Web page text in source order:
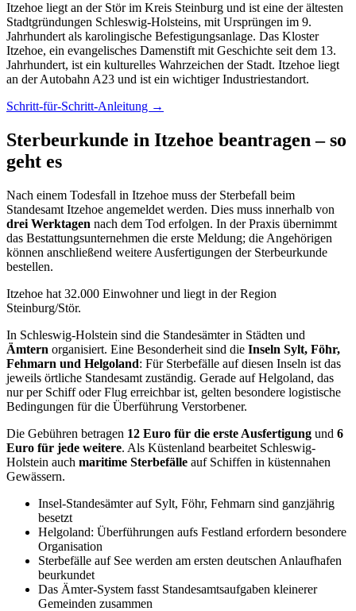
Itzehoe liegt an der Stör im Kreis Steinburg und ist eine der ältesten
Stadtgründungen Schleswig-Holsteins, mit Ursprüngen im 9.
Jahrhundert als karolingische Befestigungsanlage. Das Kloster
Itzehoe, ein evangelisches Damenstift mit Geschichte seit dem 13.
Jahrhundert, ist ein kulturelles Wahrzeichen der Stadt. Itzehoe liegt
an der Autobahn A23 und ist ein wichtiger Industriestandort.
Schritt-für-Schritt-Anleitung →
Sterbeurkunde in Itzehoe beantragen – so
geht es
Nach einem Todesfall in Itzehoe muss der Sterbefall beim
Standesamt Itzehoe angemeldet werden. Dies muss innerhalb von
drei Werktagen nach dem Tod erfolgen. In der Praxis übernimmt
das Bestattungsunternehmen die erste Meldung; die Angehörigen
können anschließend weitere Ausfertigungen der Sterbeurkunde
bestellen.
Itzehoe hat 32.000 Einwohner und liegt in der Region
Steinburg/Stör.
In Schleswig-Holstein sind die Standesämter in Städten und
Ämtern organisiert. Eine Besonderheit sind die Inseln Sylt, Föhr,
Fehmarn und Helgoland: Für Sterbefälle auf diesen Inseln ist das
jeweils örtliche Standesamt zuständig. Gerade auf Helgoland, das
nur per Schiff oder Flug erreichbar ist, gelten besondere logistische
Bedingungen für die Überführung Verstorbener.
Die Gebühren betragen 12 Euro für die erste Ausfertigung und 6
Euro für jede weitere. Als Küstenland bearbeitet Schleswig-
Holstein auch maritime Sterbefälle auf Schiffen in küstennahen
Gewässern.
Insel-Standesämter auf Sylt, Föhr, Fehmarn sind ganzjährig
besetzt
Helgoland: Überführungen aufs Festland erfordern besondere
Organisation
Sterbefälle auf See werden am ersten deutschen Anlaufhafen
beurkundet
Das Ämter-System fasst Standesamtsaufgaben kleinerer
Gemeinden zusammen